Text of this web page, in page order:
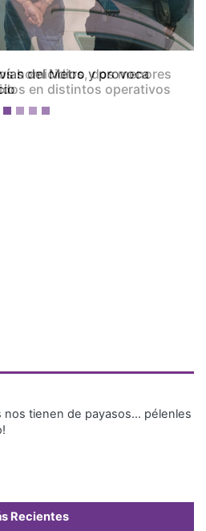
homicidios, dos menores
en distintos operativos
nos tienen de payasos… pélenles
Recientes